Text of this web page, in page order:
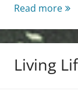
Read more생
Living